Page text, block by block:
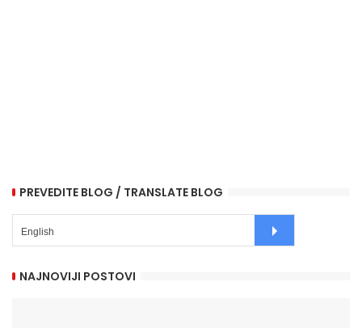
PREVEDITE BLOG / TRANSLATE BLOG
NAJNOVIJI POSTOVI